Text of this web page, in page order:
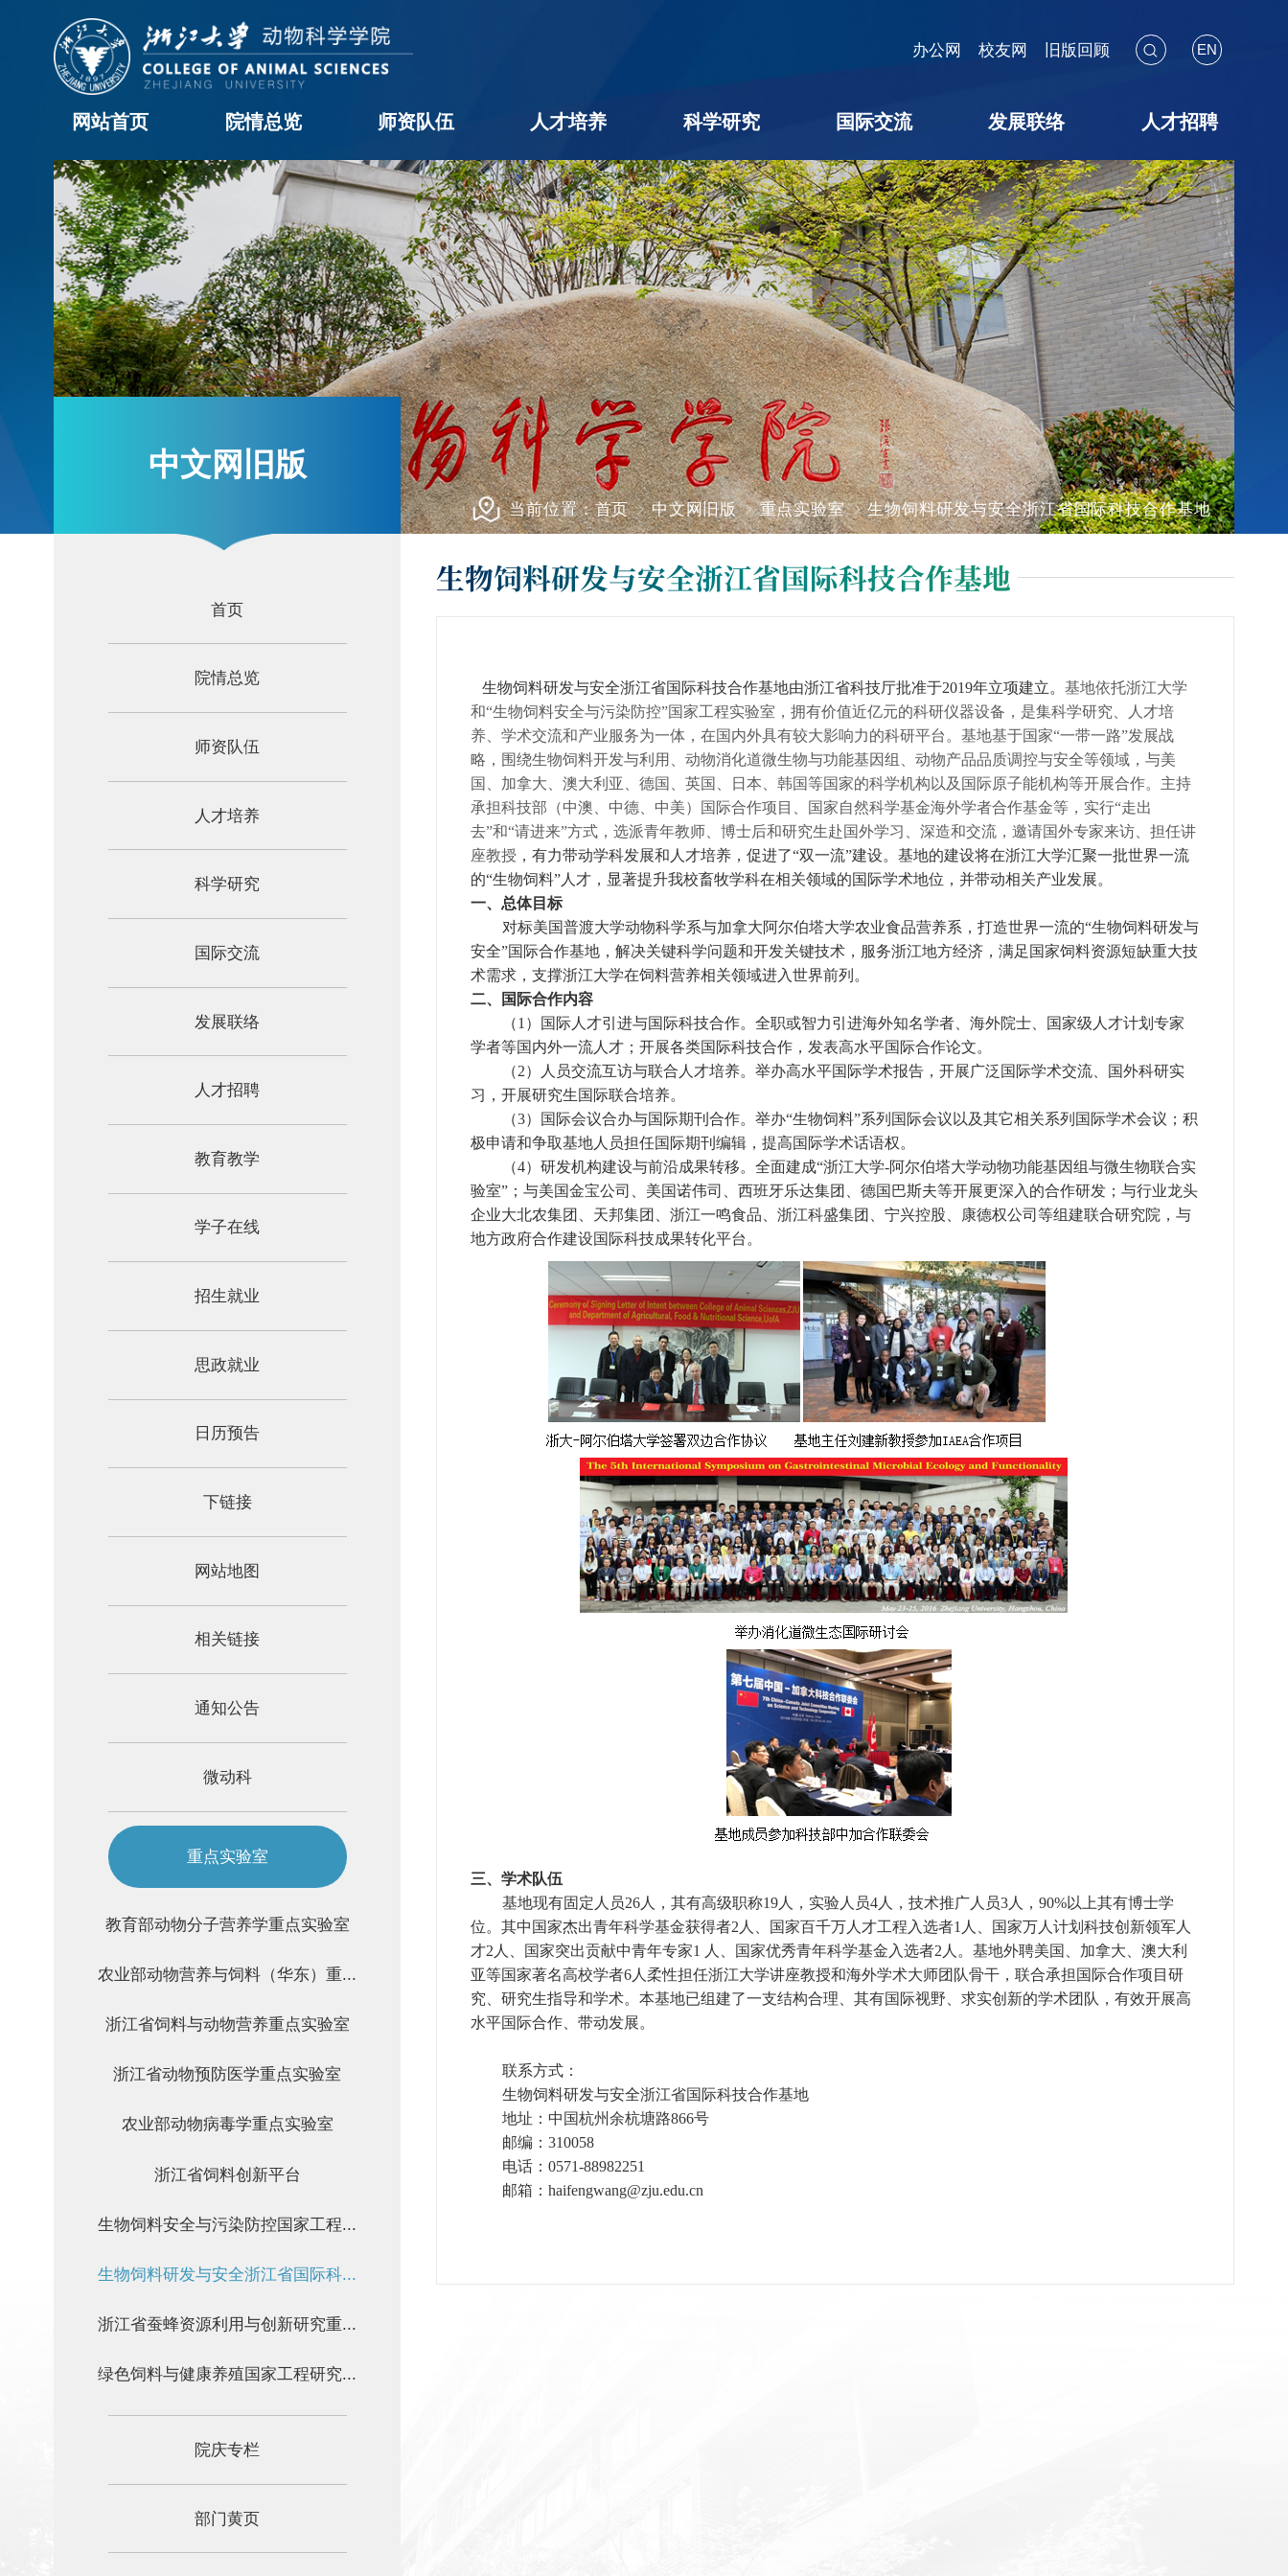
网站首页 院情总览
学院概况
历任领导
现任领导
机构设置
学院黄页
科室职责
办事流程
院长信箱
师资队伍
教职工名录
学科队伍
博士后
访问学者
人才培养
本科生教育
研究生教育
学生工作
教学相长
创新创业
科学研究
科研进展
科研团队
平台机构
科研成果
社会服务
学术期刊
企业出题
成果转化
公用平台
学术交流
国际交流
海外见闻
国际会议
交流项目
暑期学校
发展联络
校友联络
教育基金
捐赠途径
捐赠鸣谢
捐赠用途
人才招聘
教师招聘
博后招聘
员工招聘
办公网 校友网 旧版回顾 EN
当前位置：首页 中文网旧版 重点实验室 生物饲料研发与安全浙江省国际科技合作基地
中文网旧版
首页
院情总览
师资队伍
人才培养
科学研究
国际交流
发展联络
人才招聘
教育教学
学子在线
招生就业
思政就业
日历预告
下链接
网站地图
相关链接
通知公告
微动科
重点实验室
教育部动物分子营养学重点实验室
农业部动物营养与饲料（华东）重...
浙江省饲料与动物营养重点实验室
浙江省动物预防医学重点实验室
农业部动物病毒学重点实验室
浙江省饲料创新平台
生物饲料安全与污染防控国家工程...
生物饲料研发与安全浙江省国际科...
浙江省蚕蜂资源利用与创新研究重...
绿色饲料与健康养殖国家工程研究...
院庆专栏
部门黄页
生物饲料研发与安全浙江省国际科技合作基地
生物饲料研发与安全浙江省国际科技合作基地由浙江省科技厅批准于2019年立项建立。基地依托浙江大学
和“生物饲料安全与污染防控”国家工程实验室，拥有价值近亿元的科研仪器设备，是集科学研究、人才培
养、学术交流和产业服务为一体，在国内外具有较大影响力的科研平台。基地基于国家“一带一路”发展战
略，围绕生物饲料开发与利用、动物消化道微生物与功能基因组、动物产品品质调控与安全等领域，与美
国、加拿大、澳大利亚、德国、英国、日本、韩国等国家的科学机构以及国际原子能机构等开展合作。主持
承担科技部（中澳、中德、中美）国际合作项目、国家自然科学基金海外学者合作基金等，实行“走出
去”和“请进来”方式，选派青年教师、博士后和研究生赴国外学习、深造和交流，邀请国外专家来访、担任讲
座教授 ，有力带动学科发展和人才培养，促进了“双一流”建设。基地的建设将在浙江大学汇聚一批世界一流
的“生物饲料”人才，显著提升我校畜牧学科在相关领域的国际学术地位，并带动相关产业发展。
一、总体目标
对标美国普渡大学动物科学系与加拿大阿尔伯塔大学农业食品营养系，打造世界一流的“生物饲料研发与
安全”国际合作基地，解决关键科学问题和开发关键技术，服务浙江地方经济，满足国家饲料资源短缺重大技
术需求，支撑浙江大学在饲料营养相关领域进入世界前列。
二、国际合作内容
（1 ）国际人才引进与国际科技合作。全职或智力引进海外知名学者、海外院士、国家级人才计划专家
学者等国内外一流人才；开展各类国际科技合作，发表高水平国际合作论文。
（2）人员交流互访与联合人才培养。举办高水平国际学术报告，开展广泛国际学术交流、国外科研实
习，开展研究生国际联合培养。
（3）国际会议合办与国际期刊合作。举办“生物饲料”系列国际会议以及其它相关系列国际学术会议；积
极申请和争取基地人员担任国际期刊编辑，提高国际学术话语权。
（4）研发机构建设与前沿成果转移。全面建成“浙江大学-阿尔伯塔大学动物功能基因组与微生物联合实
验室”；与美国金宝公司、美国诺伟司、西班牙乐达集团、德国巴斯夫等开展更深入的合作研发；与行业龙头
企业大北农集团、天邦集团、浙江一鸣食品、浙江科盛集团、宁兴控股、康德权公司等组建联合研究院，与
地方政府合作建设国际科技成果转化平台。
三、学术队伍
基地现有固定人员26 人，其有高级职称19 人，实验人员4 人，技术推广人员3 人，90%以上其有博士学
位。其中国家杰出青年科学基金获得者2 人、国家百千万人才工程入选者1 人、国家万人计划科技创新领军人
才2 人、 国家突出贡献中青年专家1 人、 国家优秀青年科学基金入选者2 人。基地外聘美国、加拿大、澳大利
亚等国家著名高校学者6 人柔性担任浙江大学讲座教授和海外学术大师团队骨干，联合承担国际合作项目研
究、研究生指导和学术。本基地已组建了一支结构合理、其有国际视野、求实创新的学术团队，有效开展高
水平国际合作、带动发展。
联系方式：
生物饲料研发与安全浙江省国际科技合作基地
地址：中国杭州余杭塘路866号
邮编：310058
电话：0571-88982251
邮箱：haifengwang@zju.edu.cn